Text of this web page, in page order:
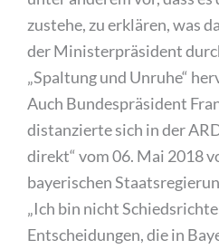
zustehe, zu erklären, was
der Ministerpräsident
„Spaltung und Unruhe“
Auch Bundespräsident
distanzierte sich in der
direkt“ vom 06. Mai 2018
bayerischen
„Ich bin nicht
Entscheidungen, die in